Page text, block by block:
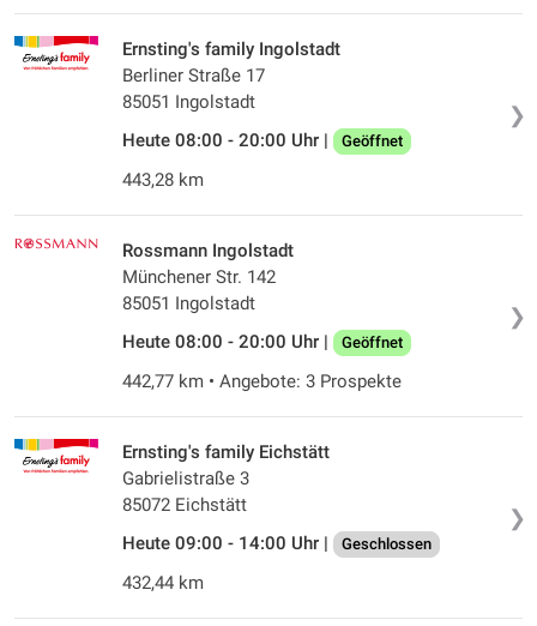
❯
Ernsting's family Ingolstadt
Berliner Straße 17
85051 Ingolstadt
Heute 08:00 - 20:00 Uhr |
Geöffnet
443,28 km
❯
Rossmann Ingolstadt
Münchener Str. 142
85051 Ingolstadt
Heute 08:00 - 20:00 Uhr |
Geöffnet
442,77 km • Angebote: 3 Prospekte
❯
Ernsting's family Eichstätt
Gabrielistraße 3
85072 Eichstätt
Heute 09:00 - 14:00 Uhr |
Geschlossen
432,44 km